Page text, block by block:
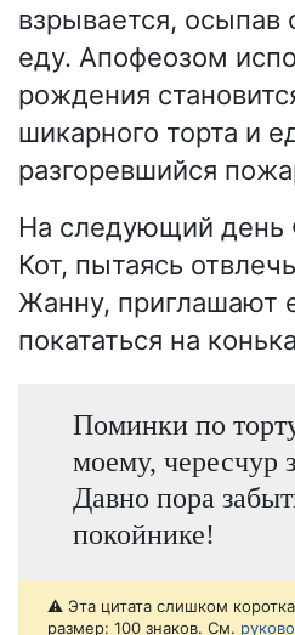
взрывается,
еду. Апофеозом
рождения
шикарного торта и
разгоревшийся
На следующий день
Кот, пытаясь
Жанну, приглашают
покататься на
Поминки по
моему, чересчур
Давно пора
покойнике!
⚠️ Эта цитата слишком
размер: 100 знаков. См.